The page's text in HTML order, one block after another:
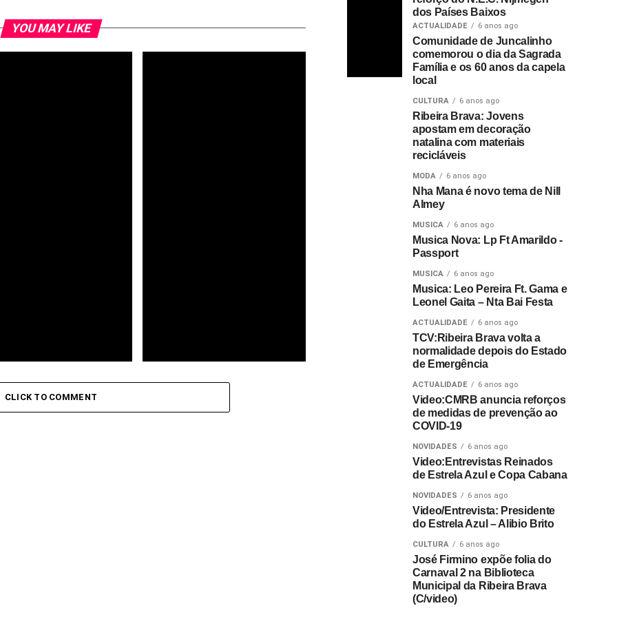
YOU MAY LIKE
Leo Santana abre
encerra a 42.ª
Futebol: Guarda-redes Vozinha
camisola do Colo Colo
CLICK TO COMMENT
dos Países Baixos
ACTUALIDADE 6 anos ago
Comunidade de Juncalinho
comemorou o dia da Sagrada
Família e os 60 anos da capela
local
CULTURA 6 anos ago
Ribeira Brava: Jovens
apostam em decoração
natalina com materiais
recicláveis
MODA 6 anos ago
Nha Mana é novo tema de Nill
Almey
MUSICA 6 anos ago
Musica Nova: Lp Ft Amarildo -
Passport
MUSICA 6 anos ago
Musica: Leo Pereira Ft. Gama e
Leonel Gaita – Nta Bai Festa
ACTUALIDADE 6 anos ago
TCV:Ribeira Brava volta a
normalidade depois do Estado
de Emergência
ACTUALIDADE 6 anos ago
Video:CMRB anuncia reforços
de medidas de prevenção ao
COVID-19
NOVIDADES 6 anos ago
Video:Entrevistas Reinados
de Estrela Azul e Copa Cabana
NOVIDADES 6 anos ago
Video/Entrevista: Presidente
do Estrela Azul – Alibio Brito
CULTURA 6 anos ago
José Firmino expõe folia do
Carnaval 2 na Biblioteca
Municipal da Ribeira Brava
(C/video)